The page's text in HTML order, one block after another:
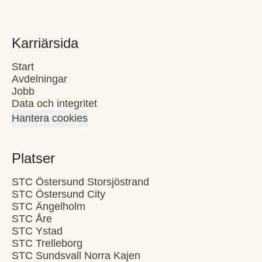
Karriärsida
Start
Avdelningar
Jobb
Data och integritet
Hantera cookies
Platser
STC Östersund Storsjöstrand
STC Östersund City
STC Ängelholm
STC Åre
STC Ystad
STC Trelleborg
STC Sundsvall Norra Kajen